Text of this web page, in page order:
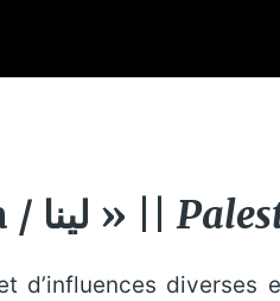
Apo & the Apostles « Lina / لينا » ||
diverses